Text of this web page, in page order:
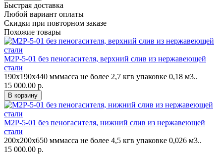
Быстрая доставка
Любой вариант оплаты
Скидки при повторном заказе
Похожие товары
М2Р-5-01 без пеногасителя, верхний слив из нержавеющей
стали
190х190х440 мммасса не более 2,7 кгв упаковке 0,18 м3..
15 000.00 р.
М2Р-5-01 без пеногасителя, нижний слив из нержавеющей
стали
200х200х650 мммасса не более 4,5 кгв упаковке 0,026 м3..
15 000.00 р.